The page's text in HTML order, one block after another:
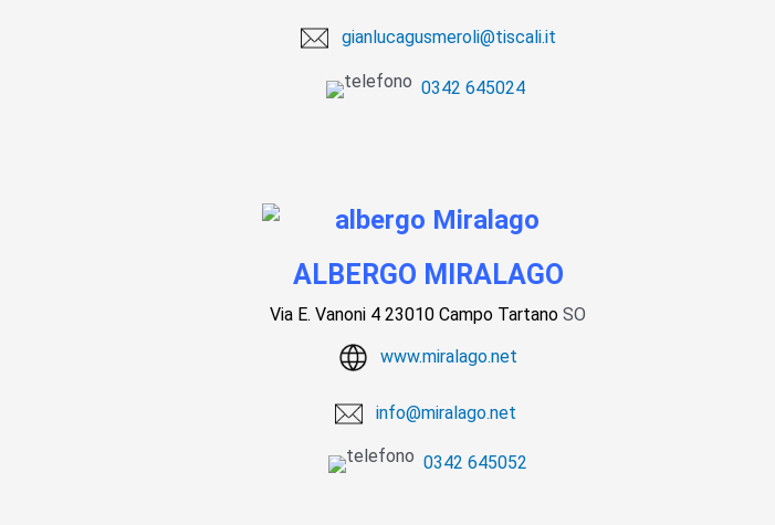
gianlucagusmeroli@tiscali.it
0342 645024
ALBERGO MIRALAGO
Via E. Vanoni 4 23010 Campo Tartano SO
www.miralago.net
info@miralago.net
0342 645052